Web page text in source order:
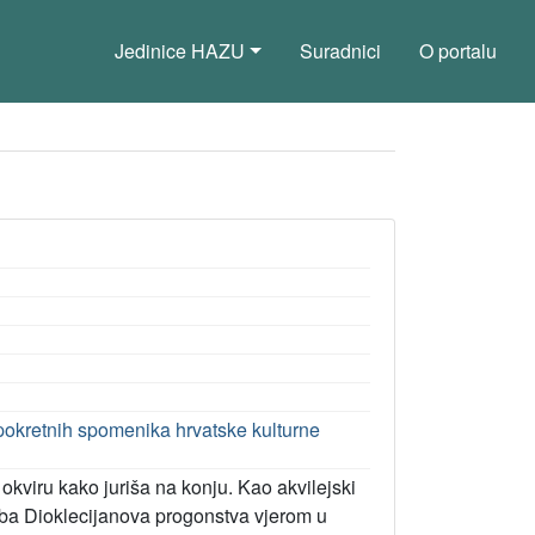
Jedinice HAZU Suradnici O portalu
spomenika hrvatske kulturne
kako juriša na konju. Kao akvilejski
Dioklecijanova progonstva vjerom u